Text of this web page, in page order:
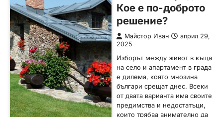
Кое е по-доброто
решение?
Майстор Иван
април 29,
2025
Изборът между живот в къща
на село и апартамент в града
е дилема, която мнозина
българи срещат днес. Всеки
от двата варианта има своите
предимства и недостатъци,
които трябва внимателно да